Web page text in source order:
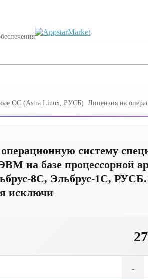
ОС (Astra Linux, РУСБ) Лицензия на
Edition" для ЭВМ
действия исключи
систему
на базе процессорной
8С, Эльбрус-1С,
исключи
-